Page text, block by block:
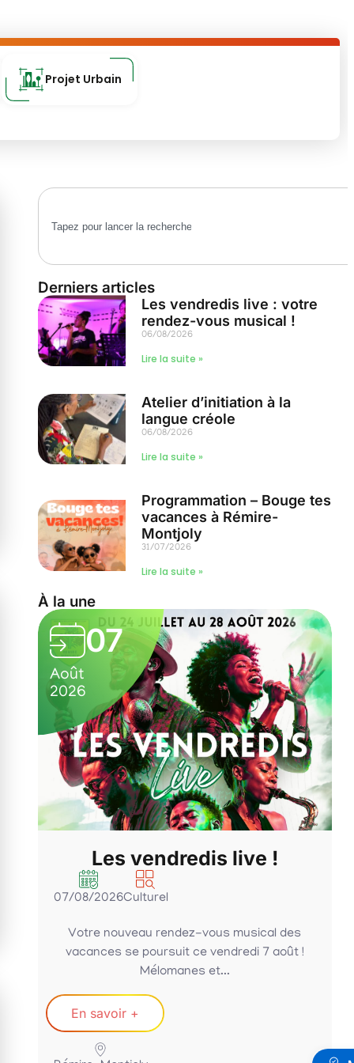
Projet Urbain
Derniers articles
Les vendredis live : votre
rendez-vous musical !
06/08/2026
Lire la suite »
Atelier d’initiation à la
langue créole
06/08/2026
Lire la suite »
Programmation – Bouge tes
vacances à Rémire-
Montjoly
31/07/2026
Lire la suite »
À la une
!
05
Août
2026
RM’FIT : summer sessions
05/08/2026Sportif
Rejoignez, les coachs Mumu & Stéphenka,
mercredi 05 août 2026 à 19h00 pour un
entraînement...
En savoir +